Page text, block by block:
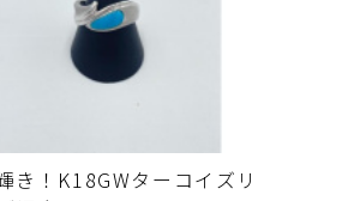
き！K18GWターコイズリ